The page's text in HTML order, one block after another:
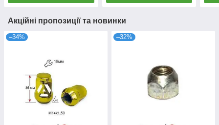
Акційні пропозиції та новинки
–34% –32%